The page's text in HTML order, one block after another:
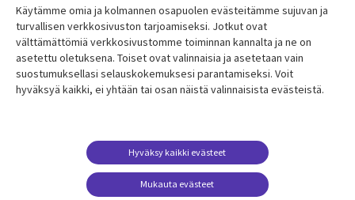
Resurssikeskus
Library
FINLAND
Asiakastarinat
Lisätietoa
Legal
Tietosuoja
Käyttöehdot
Yhteystiedot
Media
FINLAND
Käytämme omia ja kolmannen osapuolen evästeitämme sujuvan ja
turvallisen verkkosivuston tarjoamiseksi. Jotkut ovat
välttämättömiä verkkosivustomme toiminnan kannalta ja ne on
asetettu oletuksena. Toiset ovat valinnaisia ​​ja asetetaan vain
suostumuksellasi selauskokemuksesi parantamiseksi. Voit
hyväksyä kaikki, ei yhtään tai osan näistä valinnaisista evästeistä.
Mukauta evästeet
Hyväksy kaikki evästeet